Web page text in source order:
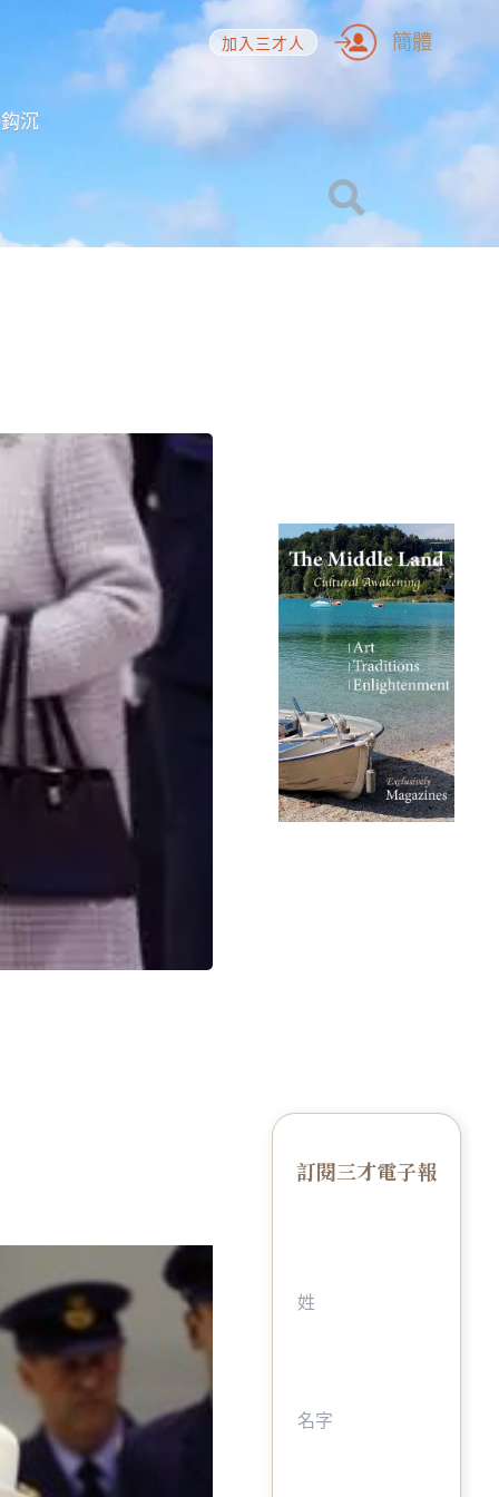
沉
加入三才人 簡體
訂閱三才電子報